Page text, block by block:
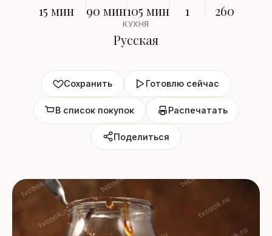
15 мин 90 мин105 мин 1 260
КУХНЯ
Русская
Сохранить Готовлю сейчас
В список покупок Распечатать
Поделиться